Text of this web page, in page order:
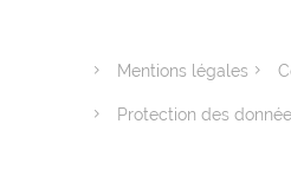
Mentions légales
Protection des